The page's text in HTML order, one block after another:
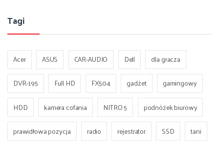
Tagi
Acer ASUS CAR-AUDIO Dell
dla gracza
DVR-195
Full HD FX504 gadżet
gamingowy
HDD
kamera cofania NITRO 5
podnóżek biurowy
prawidłowa pozycja
radio rejestrator SSD
tani